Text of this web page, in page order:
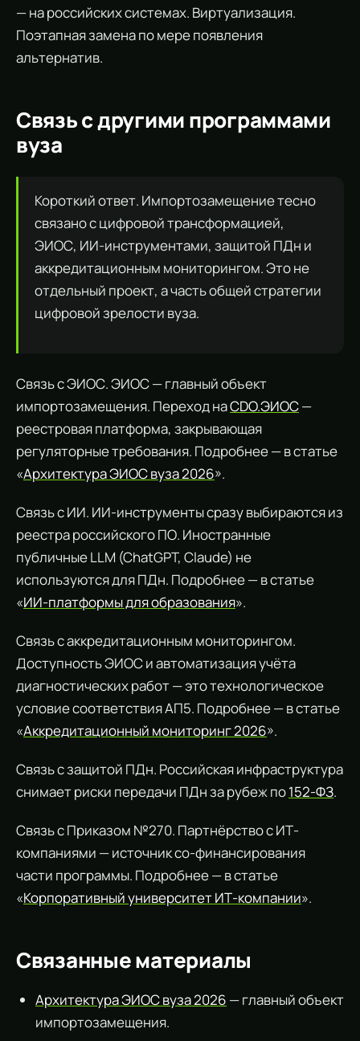
— на российских системах. Виртуализация.
Поэтапная замена по мере появления
альтернатив.
Связь с другими программами
вуза
Короткий ответ. Импортозамещение тесно
связано с цифровой трансформацией,
ЭИОС, ИИ-инструментами, защитой ПДн и
аккредитационным мониторингом. Это не
отдельный проект, а часть общей стратегии
цифровой зрелости вуза.
Связь с ЭИОС. ЭИОС — главный объект
импортозамещения. Переход наCDO.ЭИОС—
реестровая платформа, закрывающая
регуляторные требования. Подробнее — в статье
«Архитектура ЭИОС вуза 2026».
Связь с ИИ. ИИ-инструменты сразу выбираются из
реестра российского ПО. Иностранные
публичные LLM (ChatGPT, Claude) не
используются для ПДн. Подробнее — в статье
«ИИ-платформы для образования».
Связь с аккредитационным мониторингом.
Доступность ЭИОС и автоматизация учёта
диагностических работ — это технологическое
условие соответствия АП5. Подробнее — в статье
«Аккредитационный мониторинг 2026».
Связь с защитой ПДн. Российская инфраструктура
снимает риски передачи ПДн за рубеж по152-ФЗ.
Связь с Приказом №270. Партнёрство с ИТ-
компаниями — источник со-финансирования
части программы. Подробнее — в статье
«Корпоративный университет ИТ-компании».
Связанные материалы
Архитектура ЭИОС вуза 2026 — главный объект
импортозамещения.